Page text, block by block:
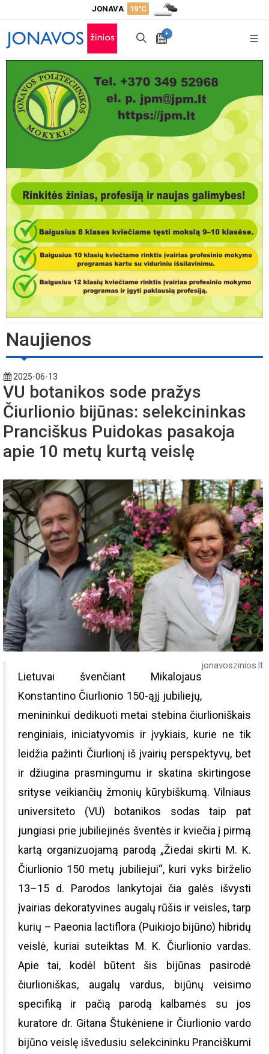
JONAVA 19°C
+
Naujienos
2025-06-13
VU botanikos sode pražys
Čiurlionio bijūnas: selekcininkas
Pranciškus Puidokas pasakoja
apie 10 metų kurtą veislę
jonavoszinios.lt
Lietuvai švenčiant Mikalojaus
Konstantino Čiurlionio 150-ąjį jubiliejų,
menininkui dedikuoti metai stebina čiurlioniškais
renginiais, iniciatyvomis ir įvykiais, kurie ne tik
leidžia pažinti Čiurlionį iš įvairių perspektyvų, bet
ir džiugina prasmingumu ir skatina skirtingose
srityse veikiančių žmonių kūrybiškumą. Vilniaus
universiteto (VU) botanikos sodas taip pat
jungiasi prie jubiliejinės šventės ir kviečia į pirmą
kartą organizuojamą parodą „Žiedai skirti M. K.
Čiurlionio 150 metų jubiliejui“, kuri vyks birželio
13–15 d. Parodos lankytojai čia galės išvysti
įvairias dekoratyvines augalų rūšis ir veisles, tarp
kurių – Paeonia lactiflora (Puikiojo bijūno) hibridų
veislė, kuriai suteiktas M. K. Čiurlionio vardas.
Apie tai, kodėl būtent šis bijūnas pasirodė
čiurlioniškas, augalų vardus, bijūnų veisimo
specifiką ir pačią parodą kalbamės su jos
kuratore dr. Gitana Štukėniene ir Čiurlionio vardo
bijūno veislę išvedusiu selekcininku Pranciškumi